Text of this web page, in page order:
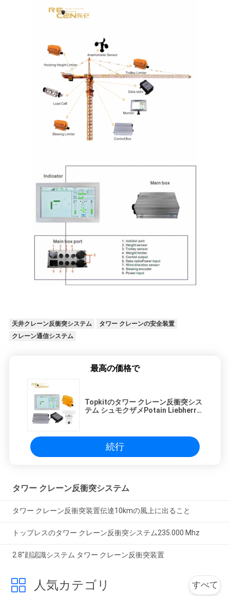
天井クレーン反衝突システム
タワー クレーンの安全装置
クレーン通信システム
最高の価格で
Topkitのタワー クレーン反衝突シス
テム シュモクザメPotain Liebherr
続行
タワー クレーン反衝突システム
タワー クレーン反衝突装置伝達10kmの風上に出ること
トップレスのタワー クレーン反衝突システム235.000 Mhz
2.8"顔認識システム タワー クレーン反衝突装置
人気カテゴリ すべて